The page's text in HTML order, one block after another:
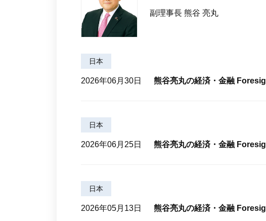
副理事長 熊谷 亮丸
日本
2026年06月30日 熊谷亮丸の経済・金融
日本
2026年06月25日 熊谷亮丸の経済・金融
日本
2026年05月13日 熊谷亮丸の経済・金融